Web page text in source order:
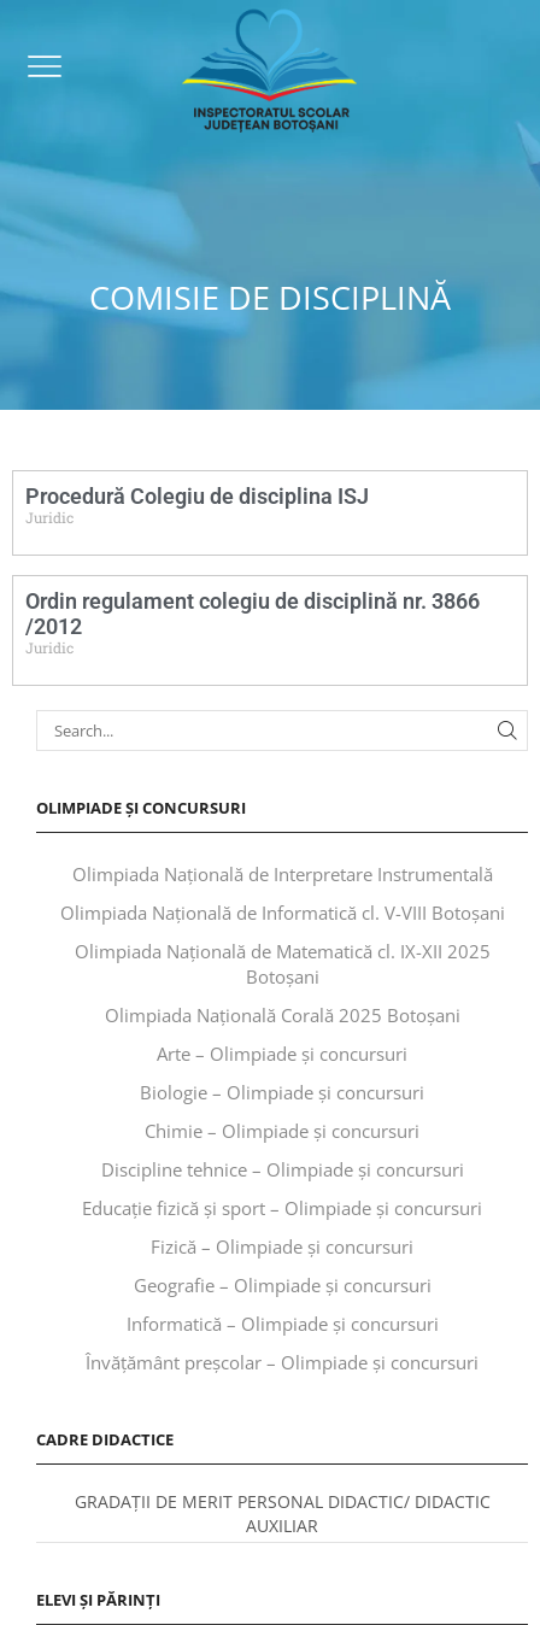
COMISIE DE DISCIPLINĂ
Procedură Colegiu de disciplina ISJ
Juridic
Ordin regulament colegiu de disciplină nr. 3866
/2012
Juridic
OLIMPIADE ȘI CONCURSURI
Olimpiada Națională de Interpretare Instrumentală
Olimpiada Națională de Informatică cl. V-VIII Botoșani
Olimpiada Națională de Matematică cl. IX-XII 2025
Botoșani
Olimpiada Națională Corală 2025 Botoșani
Arte – Olimpiade și concursuri
Biologie – Olimpiade și concursuri
Chimie – Olimpiade și concursuri
Discipline tehnice – Olimpiade și concursuri
Educaţie fizică şi sport – Olimpiade și concursuri
Fizică – Olimpiade și concursuri
Geografie – Olimpiade și concursuri
Informatică – Olimpiade și concursuri
Învăţământ preşcolar – Olimpiade și concursuri
CADRE DIDACTICE
GRADAȚII DE MERIT PERSONAL DIDACTIC/ DIDACTIC
AUXILIAR
ELEVI ȘI PĂRINȚI